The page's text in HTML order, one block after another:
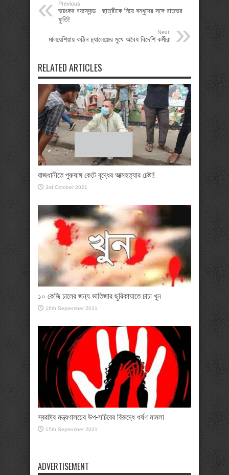
Previous:
ভয়ংকর বয়ফ্রেন্ড : ছাত্রীকে নিয়ে বন্ধুদের সঙ্গে রাতভর
ফুর্তি!
Next:
মালয়েশিয়ায় কঠিন চ্যালেঞ্জের মুখে অবৈধ বিদেশি কর্মীরা
RELATED ARTICLES
রাজধানীতে পুরুষাঙ্গ কেটে বৃদ্ধের আত্মহত্যার চেষ্টা!
3rd October 2021
১০ কেজি চালের জন্য ভাতিজার ছুরিকাঘাতে চাচা খুন
16th September 2021
স্বরাষ্ট্র মন্ত্রণালয়ের উপ-সচিবের বিরুদ্ধে ধর্ষণ মামলা
15th September 2021
ADVERTISEMENT